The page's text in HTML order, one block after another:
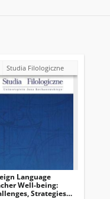
Studia Filologiczne
Language
Well-being:
Strategies